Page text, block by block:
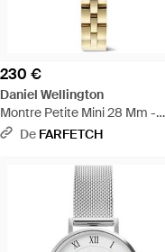
230 €
Daniel Wellington
Montre Petite Mini 28 Mm -
Métallisé
De FARFETCH